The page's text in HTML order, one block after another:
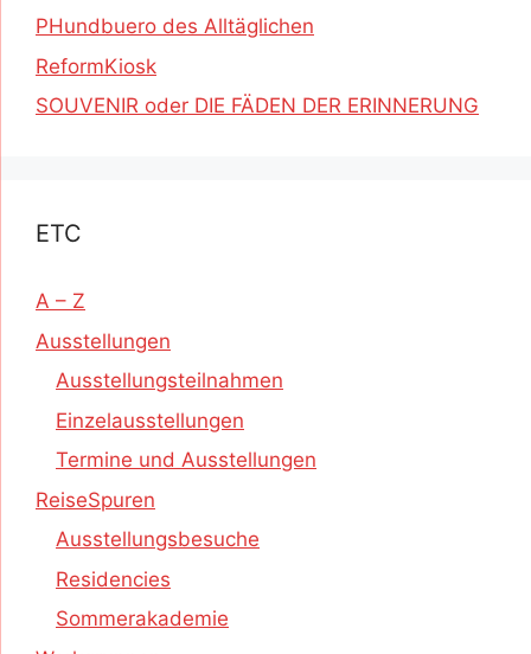
PHundbuero des Alltäglichen
ReformKiosk
SOUVENIR oder DIE FÄDEN DER ERINNERUNG
ETC
A – Z
Ausstellungen
Ausstellungsteilnahmen
Einzelausstellungen
Termine und Ausstellungen
ReiseSpuren
Ausstellungsbesuche
Residencies
Sommerakademie